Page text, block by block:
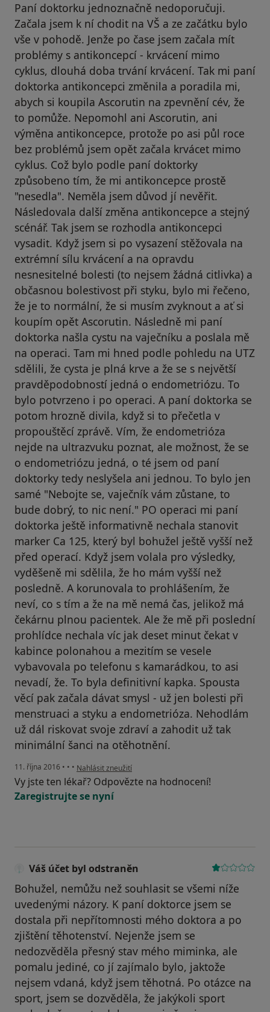
Paní doktorku jednoznačně nedoporučuji.
Začala jsem k ní chodit na VŠ a ze začátku bylo
vše v pohodě. Jenže po čase jsem začala mít
problémy s antikoncepcí - krvácení mimo
cyklus, dlouhá doba trvání krvácení. Tak mi paní
doktorka antikoncepci změnila a poradila mi,
abych si koupila Ascorutin na zpevnění cév, že
to pomůže. Nepomohl ani Ascorutin, ani
výměna antikoncepce, protože po asi půl roce
bez problémů jsem opět začala krvácet mimo
cyklus. Což bylo podle paní doktorky
způsobeno tím, že mi antikoncepce prostě
"nesedla". Neměla jsem důvod jí nevěřit.
Následovala další změna antikoncepce a stejný
scénář. Tak jsem se rozhodla antikoncepci
vysadit. Když jsem si po vysazení stěžovala na
extrémní sílu krvácení a na opravdu
nesnesitelné bolesti (to nejsem žádná citlivka) a
občasnou bolestivost při styku, bylo mi řečeno,
že je to normální, že si musím zvyknout a ať si
koupím opět Ascorutin. Následně mi paní
doktorka našla cystu na vaječníku a poslala mě
na operaci. Tam mi hned podle pohledu na UTZ
sdělili, že cysta je plná krve a že se s největší
pravděpodobností jedná o endometriózu. To
bylo potvrzeno i po operaci. A paní doktorka se
potom hrozně divila, když si to přečetla v
propouštěcí zprávě. Vím, že endometrióza
nejde na ultrazvuku poznat, ale možnost, že se
o endometriózu jedná, o té jsem od paní
doktorky tedy neslyšela ani jednou. To bylo jen
samé "Nebojte se, vaječník vám zůstane, to
bude dobrý, to nic není." PO operaci mi paní
doktorka ještě informativně nechala stanovit
marker Ca 125, který byl bohužel ještě vyšší než
před operací. Když jsem volala pro výsledky,
vyděšeně mi sdělila, že ho mám vyšší než
posledně. A korunovala to prohlášením, že
neví, co s tím a že na mě nemá čas, jelikož má
čekárnu plnou pacientek. Ale že mě při poslední
prohlídce nechala víc jak deset minut čekat v
kabince polonahou a mezitím se vesele
vybavovala po telefonu s kamarádkou, to asi
nevadí, že. To byla definitivní kapka. Spousta
věcí pak začala dávat smysl - už jen bolesti při
menstruaci a styku a endometrióza. Nehodlám
už dál riskovat svoje zdraví a zahodit už tak
minimální šanci na otěhotnění.
11. října 2016 • • • podle názoru uživatele Váš účet byl odstraněn
Nahlásit zneužití
Vy jste ten lékař? Odpovězte na hodnocení!
Zaregistrujte se nyní
Váš účet byl odstraněn
Bohužel, nemůžu než souhlasit se všemi níže
uvedenými názory. K paní doktorce jsem se
dostala při nepřítomnosti mého doktora a po
zjištění těhotenství. Nejenže jsem se
nedozvěděla přesný stav mého miminka, ale
pomalu jediné, co jí zajímalo bylo, jaktože
nejsem vdaná, když jsem těhotná. Po otázce na
sport, jsem se dozvěděla, že jakýkoli sport